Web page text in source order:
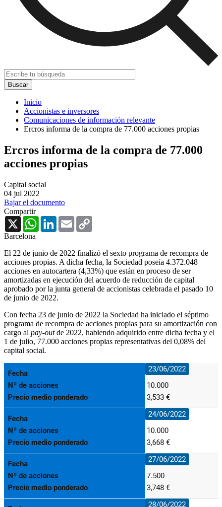
Inicio
Accionistas e inversores
Comunicaciones de información relevante
Ercros informa de la compra de 77.000 acciones propias
Ercros informa de la compra de 77.000
acciones propias
Capital social
04 jul 2022
Bajar el documento
Compartir
X
WhatsAppLinkedInEmail
Barcelona
El 22 de junio de 2022 finalizó el sexto programa de recompra de
acciones propias. A dicha fecha, la Sociedad poseía 4.372.048
acciones en autocartera (4,33%) que están en proceso de ser
amortizadas en ejecución del acuerdo de reducción de capital
aprobado por la junta general de accionistas celebrada el pasado 10
de junio de 2022.
Con fecha 23 de junio de 2022 la Sociedad ha iniciado el séptimo
programa de recompra de acciones propias para su amortización con
cargo al pay-outde 2022, habiendo adquirido entre dicha fecha y el
1 de julio, 77.000 acciones propias representativas del 0,08% del
capital social.